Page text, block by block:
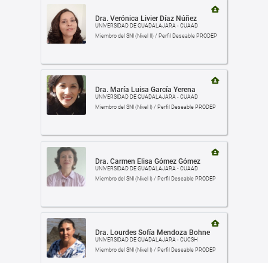
Dra. Verónica Livier Díaz Núñez
UNIVERSIDAD DE GUADALAJARA - CUAAD
Miembro del SNI (Nivel II) / Perfil Deseable PRODEP
Dra. María Luisa García Yerena
UNIVERSIDAD DE GUADALAJARA - CUAAD
Miembro del SNI (Nivel I) / Perfil Deseable PRODEP
Dra. Carmen Elisa Gómez Gómez
UNIVERSIDAD DE GUADALAJARA - CUAAD
Miembro del SNI (Nivel I) / Perfil Deseable PRODEP
Dra. Lourdes Sofía Mendoza Bohne
UNIVERSIDAD DE GUADALAJARA - CUCSH
Miembro del SNI (Nivel I) / Perfil Deseable PRODEP